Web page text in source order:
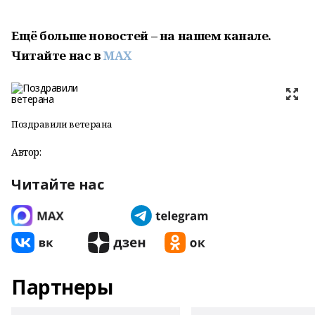
Ещё больше новостей – на нашем канале.
Читайте нас вMAX
Поздравили ветерана
Автор:
Читайте нас
Партнеры